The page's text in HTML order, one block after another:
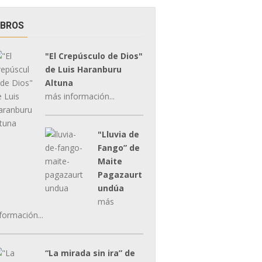
"El Crepúsculo de Dios"
de Luis Haranburu
Altuna
más información...
"Lluvia de
Fango” de
Maite
Pagazaurt
undúa
más
“La mirada sin ira” de